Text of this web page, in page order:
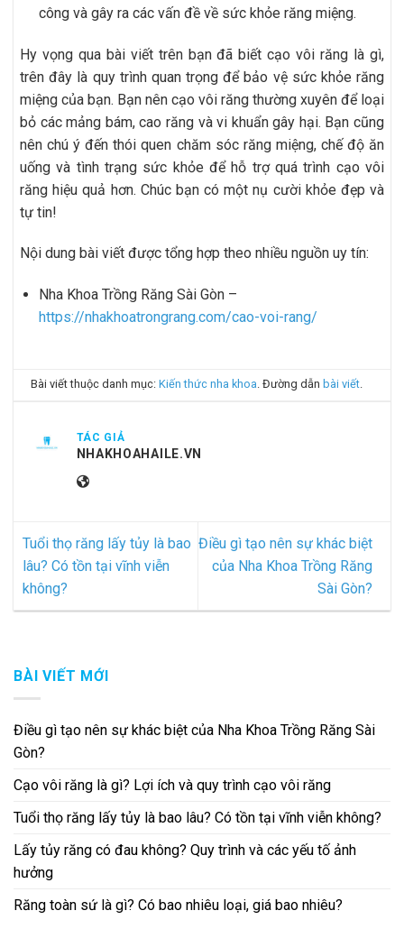
công và gây ra các vấn đề về sức khỏe răng miệng.
Hy vọng qua bài viết trên bạn đã biết cạo vôi răng là gì,
trên đây là quy trình quan trọng để bảo vệ sức khỏe răng
miệng của bạn. Bạn nên cạo vôi răng thường xuyên để loại
bỏ các mảng bám, cao răng và vi khuẩn gây hại. Bạn cũng
nên chú ý đến thói quen chăm sóc răng miệng, chế độ ăn
uống và tình trạng sức khỏe để hỗ trợ quá trình cạo vôi
răng hiệu quả hơn. Chúc bạn có một nụ cười khỏe đẹp và
tự tin!
Nội dung bài viết được tổng hợp theo nhiều nguồn uy tín:
Nha Khoa Trồng Răng Sài Gòn –
https://nhakhoatrongrang.com/cao-voi-rang/
Bài viết thuộc danh mục:Kiến thức nha khoa. Đường dẫn bài viết.
TÁC GIẢ
NHAKHOAHAILE.VN
Tuổi thọ răng lấy tủy là bao
lâu? Có tồn tại vĩnh viễn
không?
Điều gì tạo nên sự khác biệt
của Nha Khoa Trồng Răng
Sài Gòn?
BÀI VIẾT MỚI
Điều gì tạo nên sự khác biệt của Nha Khoa Trồng Răng Sài
Gòn?
Cạo vôi răng là gì? Lợi ích và quy trình cạo vôi răng
Tuổi thọ răng lấy tủy là bao lâu? Có tồn tại vĩnh viễn không?
Lấy tủy răng có đau không? Quy trình và các yếu tố ảnh
hưởng
Răng toàn sứ là gì? Có bao nhiêu loại, giá bao nhiêu?